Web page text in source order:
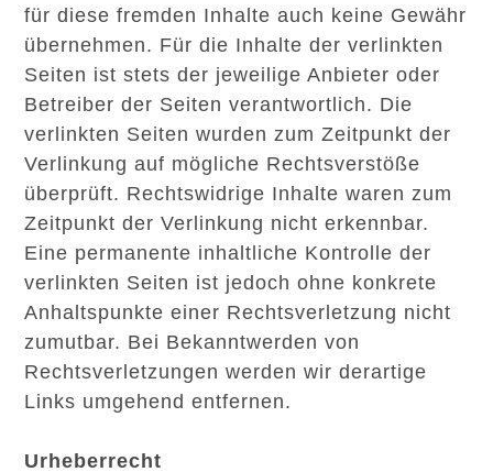
für diese fremden Inhalte auch keine Gewähr
übernehmen. Für die Inhalte der verlinkten
Seiten ist stets der jeweilige Anbieter oder
Betreiber der Seiten verantwortlich. Die
verlinkten Seiten wurden zum Zeitpunkt der
Verlinkung auf mögliche Rechtsverstöße
überprüft. Rechtswidrige Inhalte waren zum
Zeitpunkt der Verlinkung nicht erkennbar.
Eine permanente inhaltliche Kontrolle der
verlinkten Seiten ist jedoch ohne konkrete
Anhaltspunkte einer Rechtsverletzung nicht
zumutbar. Bei Bekanntwerden von
Rechtsverletzungen werden wir derartige
Links umgehend entfernen.
Urheberrecht